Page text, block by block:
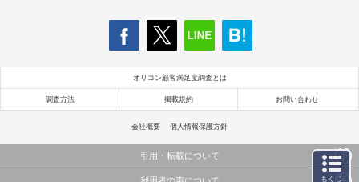
オリコン顧客満足度調査とは
調査方法 掲載規約 お問い合わせ
会社概要 個人情報保護方針
引用・転載について
もくじ